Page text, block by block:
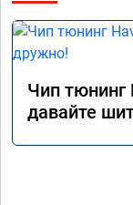
Чип тюнинг
давайте